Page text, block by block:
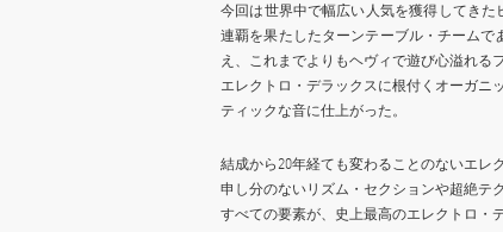
今回は世界中で幅広い人気を獲得してきた
連覇を果たしたターンテーブル・チームで
え、これまでよりもヘヴィで遊び心溢れる
エレクトロ・デラックスに根付くオーガニ
ティックな音に仕上がった。
結成から20年経ても変わることのないエレ
申し分のないリズム・セクションや超絶テ
すべての要素が、史上最高のエレクトロ・